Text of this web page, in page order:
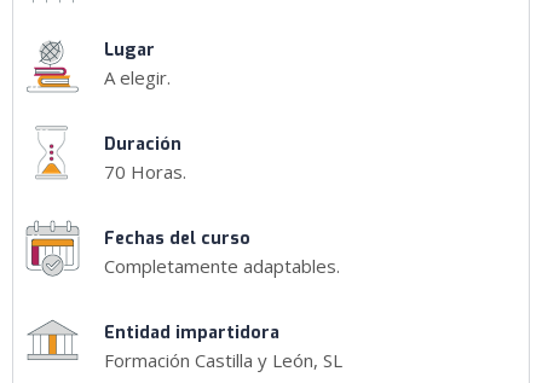
Lugar
A elegir.
Duración
70 Horas.
Fechas del curso
Completamente adaptables.
Entidad impartidora
Formación Castilla y León, SL